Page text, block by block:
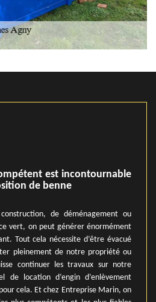
est incontournable
de benne
de déménagement ou
vert, on peut générer énormément
Tout cela nécessite d’être évacué
pleinement de notre propriété ou
continuer les travaux sur notre
de location d’engin d’enlèvement
cela. Et chez Entreprise Marin, on